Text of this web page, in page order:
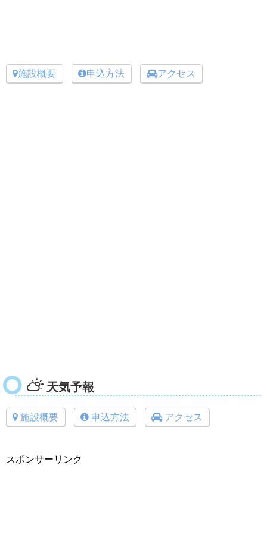
施設概要 申込方法 アクセス
天気予報
施設概要 申込方法 アクセス
スポンサーリンク